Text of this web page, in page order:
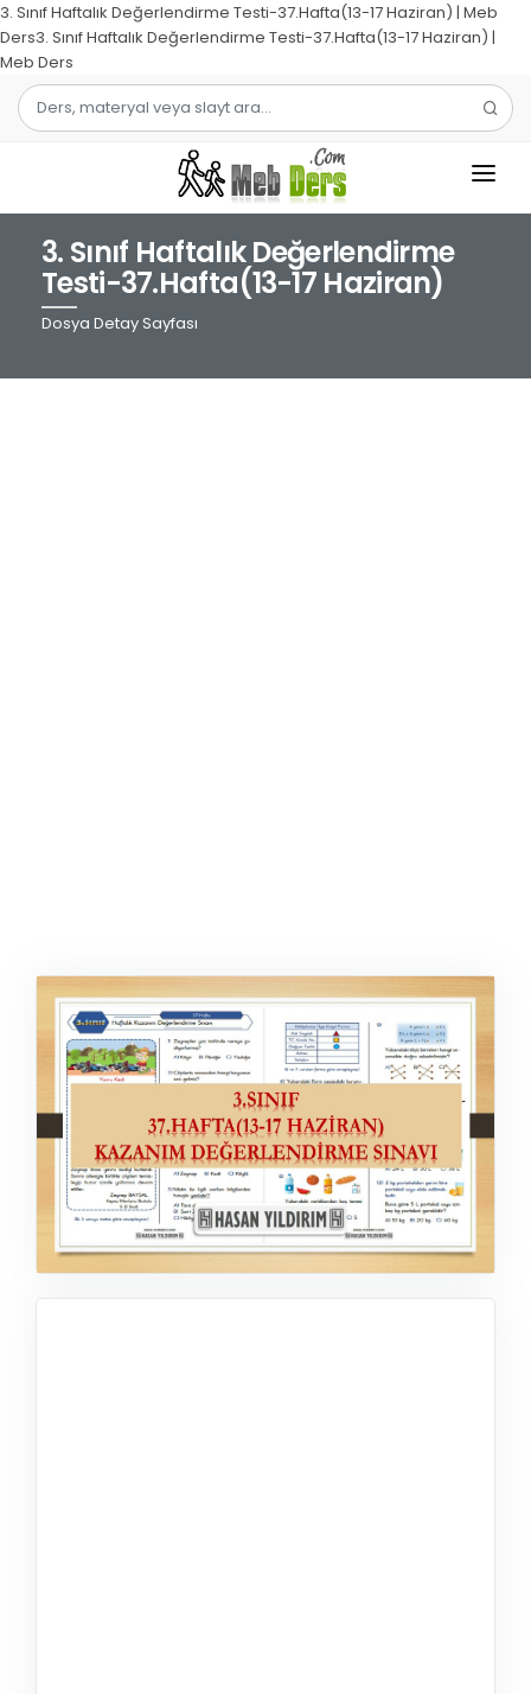
3. Sınıf Haftalık Değerlendirme Testi-37.Hafta(13-17 Haziran) | Meb
Ders3. Sınıf Haftalık Değerlendirme Testi-37.Hafta(13-17 Haziran) |
Meb Ders
1.SINIF
2.SINIF
3. Sınıf Haftalık Değerlendirme
Testi-37.Hafta(13-17 Haziran)
Dosya Detay Sayfası